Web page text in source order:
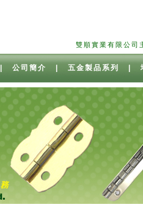
雙順實業有限公司主要
公司簡介 五金製品系列